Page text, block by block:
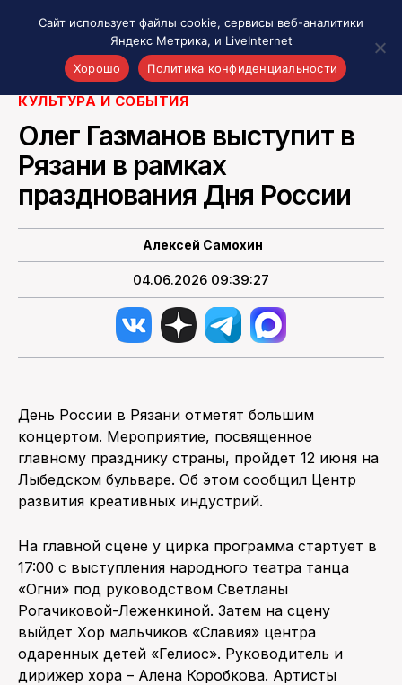
Материалы о Рязани и области
Проекты 7 инфо
Здоровье
Новости кино и ТВ
Новости России
Новости мира
Все материалы 7инфо
ПОИСК ПО САЙТУ
Фото: vk.com/cdci_ru
КУЛЬТУРА И СОБЫТИЯ
Олег Газманов выступит в
Рязани в рамках
празднования Дня России
Алексей Самохин
04.06.2026 09:39:27
День России в Рязани отметят большим
концертом. Мероприятие, посвященное
главному празднику страны, пройдет 12 июня на
Лыбедском бульваре. Об этом сообщил Центр
развития креативных индустрий.
На главной сцене у цирка программа стартует в
17:00 с выступления народного театра танца
«Огни» под руководством Светланы
Рогачиковой-Леженкиной. Затем на сцену
выйдет Хор мальчиков «Славия» центра
одаренных детей «Гелиос». Руководитель и
дирижер хора – Алена Коробкова. Артисты
Сайт использует файлы cookie, сервисы веб-аналитики
Яндекс Метрика, и LiveInternet
Хорошо
Политика конфиденциальности